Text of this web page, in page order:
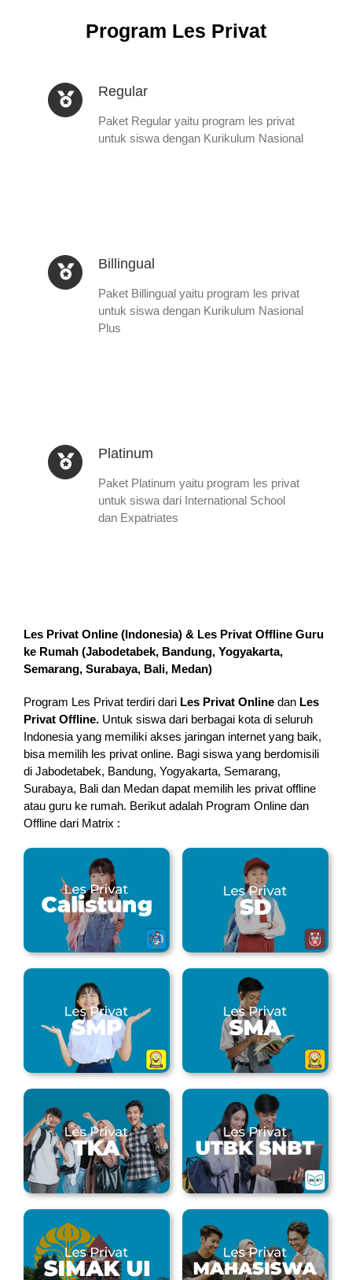
Program Les Privat
Regular
Paket Regular yaitu program les privat
untuk siswa dengan Kurikulum Nasional
Billingual
Paket Billingual yaitu program les privat
untuk siswa dengan Kurikulum Nasional
Plus
Platinum
Paket Platinum yaitu program les privat
untuk siswa dari International School
dan Expatriates
Les Privat Online (Indonesia) & Les Privat Offline Guru
ke Rumah (Jabodetabek, Bandung, Yogyakarta,
Semarang, Surabaya, Bali, Medan)
Program Les Privat terdiri dari Les Privat Online dan Les
Privat Offline. Untuk siswa dari berbagai kota di seluruh
Indonesia yang memiliki akses jaringan internet yang baik,
bisa memilih les privat online. Bagi siswa yang berdomisili
di Jabodetabek, Bandung, Yogyakarta, Semarang,
Surabaya, Bali dan Medan dapat memilih les privat offline
atau guru ke rumah. Berikut adalah Program Online dan
Offline dari Matrix :